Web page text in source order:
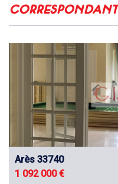
Arès 33740
1 092 000 €